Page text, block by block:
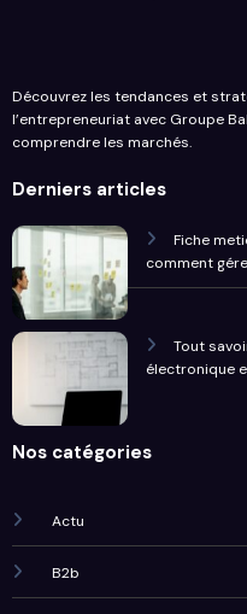
Découvrez les tendances et
l’entrepreneuriat avec Groupe
comprendre les marchés.
Derniers articles
Fiche
comment
Tout
électronique
Nos catégories
Actu
B2b